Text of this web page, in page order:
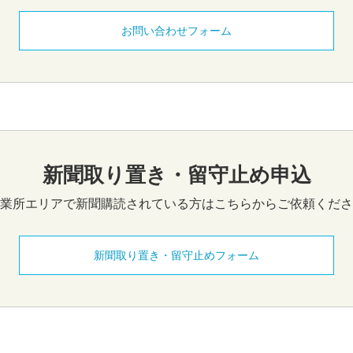
お問い合わせフォーム
新聞取り置き・留守止め申込
所エリアで新聞購読されている方はこちらからご依頼くだ
新聞取り置き・留守止めフォーム